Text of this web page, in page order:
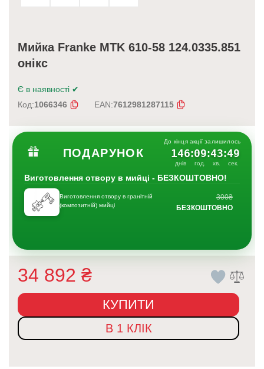
Мийка Franke MTK 610-58 124.0335.851
онікс
Є в наявності ✔
Код:1066346 EAN:7612981287115
ПОДАРУНОК
До кінця акції залишилось
146
днів
:09
год.
:43
хв.
:49
сек.
Виготовлення отвору в мийці - БЕЗКОШТОВНО!
Виготовлення отвору в гранітній
(композитній) мийці
300₴
БЕЗКОШТОВНО
34 892 ₴
КУПИТИ
В 1 КЛІК